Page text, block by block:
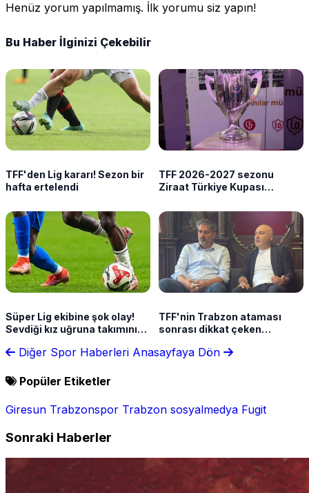
Henüz yorum yapılmamış. İlk yorumu siz yapın!
Bu Haber İlginizi Çekebilir
TFF'den Lig kararı! Sezon bir
hafta ertelendi
TFF 2026-2027 sezonu
Ziraat Türkiye Kupası
Süper Lig ekibine şok olay!
Sevdiği kız uğruna takımını
TFF'nin Trabzon ataması
sonrası dikkat çeken
yukarıdan atama yapıldı"
Diğer Spor Haberleri Anasayfaya Dön
Popüler Etiketler
Giresun Trabzonspor Trabzon sosyalmedya Fugit
Sonraki Haberler